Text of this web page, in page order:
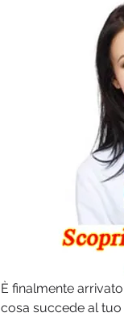
È finalmente
cosa succede al